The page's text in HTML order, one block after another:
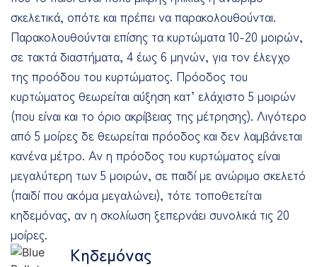
σκελετικά, οπότε και πρέπει να παρακολουθούνται.
Παρακολουθούνται επίσης τα κυρτώματα 10-20 μοιρών,
σε τακτά διαστήματα, 4 έως 6 μηνών, για τον έλεγχο
της προόδου του κυρτώματος. Πρόοδος του
κυρτώματος θεωρείται αύξηση κατ’ ελάχιστο 5 μοιρών
(που είναι και το όριο ακρίβειας της μέτρησης). Λιγότερο
από 5 μοίρες δε θεωρείται πρόοδος και δεν λαμβάνεται
κανένα μέτρο. Αν η πρόοδος του κυρτώματος είναι
μεγαλύτερη των 5 μοιρών, σε παιδί με ανώριμο σκελετό
(παιδί που ακόμα μεγαλώνει), τότε τοποθετείται
κηδεμόνας, αν η σκολίωση ξεπερνάει συνολικά τις 20
μοίρες.
Κηδεμόνας